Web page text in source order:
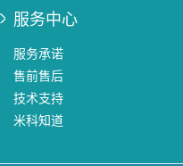
服务中心
服务承诺
售前售后
技术支持
米科知道